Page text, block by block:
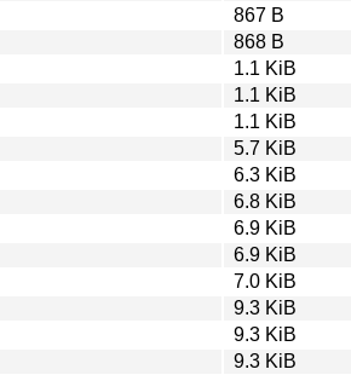
867 B
868 B
1.1 KiB
1.1 KiB
1.1 KiB
5.7 KiB
6.3 KiB
6.8 KiB
6.9 KiB
6.9 KiB
7.0 KiB
9.3 KiB
9.3 KiB
9.3 KiB